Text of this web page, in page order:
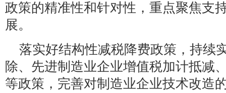
政策的精准性和针对性，重点聚焦支
展。
落实好结构性减税降费政策，持续
除、先进制造业企业增值税加计抵减
等政策，完善对制造业企业技术改